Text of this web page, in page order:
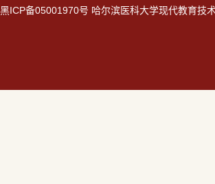
黑ICP备05001970号 哈尔滨医科大学现代教育技